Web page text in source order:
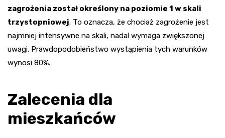
zagrożenia został określony na poziomie 1 w skali
trzystopniowej. To oznacza, że chociaż zagrożenie jest
najmniej intensywne na skali, nadal wymaga zwiększonej
uwagi. Prawdopodobieństwo wystąpienia tych warunków
wynosi 80%.
Zalecenia dla
mieszkańców